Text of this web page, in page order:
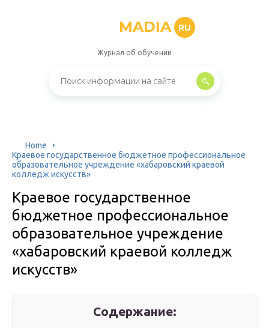
MADIA RU
Журнал об обучении
Home
Краевое государственное бюджетное профессиональное
образовательное учреждение «хабаровский краевой
колледж искусств»
Краевое государственное
бюджетное профессиональное
образовательное учреждение
«хабаровский краевой колледж
искусств»
Содержание: